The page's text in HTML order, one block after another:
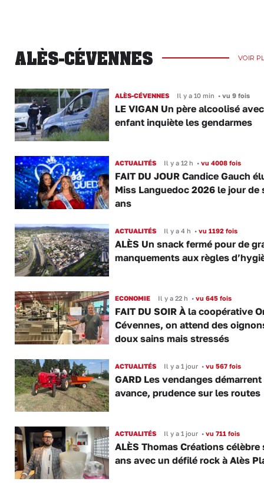
ALÈS-CÉVENNES VOIR
ALÈS-CÉVENNES Il y a 10 min •vu 9 fois
LE VIGAN Un père alcoolisé
enfant inquiète les gendarmes
ACTUALITÉS Il y a 12 h •vu 4008 fois
FAIT DU JOUR Candice Gauch
Miss Languedoc 2026 le jour de
ans
ACTUALITÉS Il y a 4 h •vu 1192 fois
ALÈS Un snack fermé pour de
manquements aux règles
ECONOMIE Il y a 22 h •vu 645 fois
FAIT DU SOIR À la coopérative
Cévennes, on attend des
doux sains mais stressés
ACTUALITÉS Il y a 1 jour •vu 567 fois
GARD Les vendanges démarrent
avance, prudence sur les routes
ACTUALITÉS Il y a 1 jour •vu 711 fois
ALÈS Thomas Créations célèbre
ans avec un défilé rock à Alès